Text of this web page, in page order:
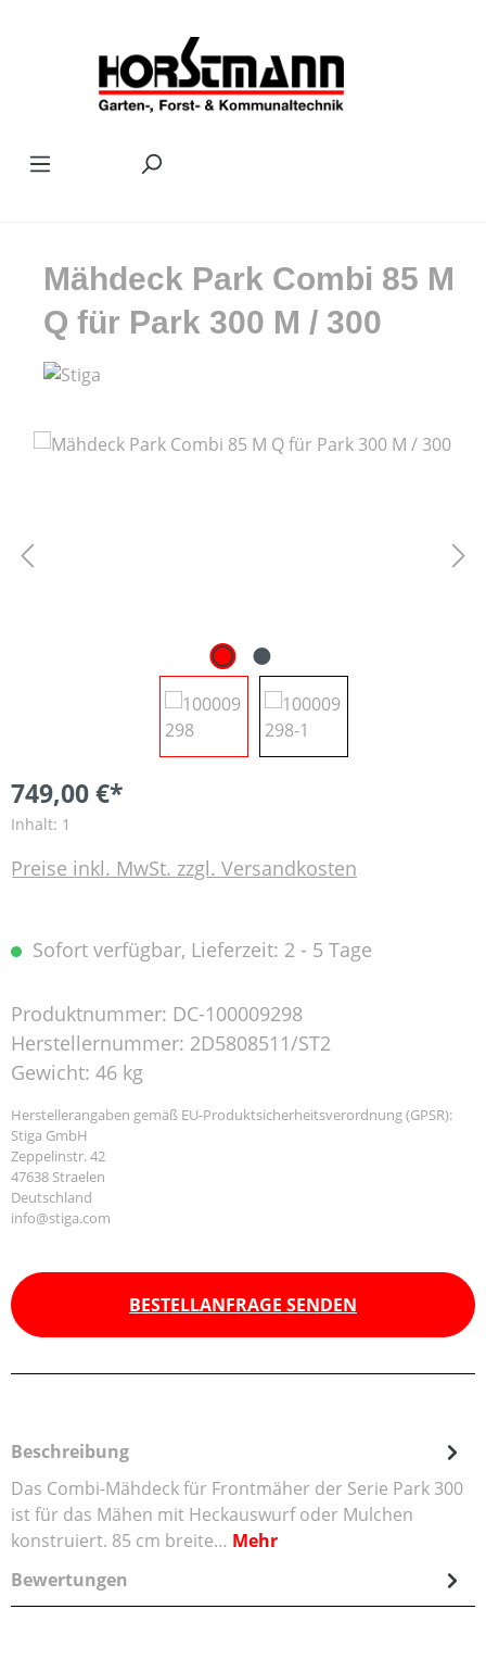
Mähdeck Park Combi 85 M
Q für Park 300 M / 300
Bildergalerie überspringen
749,00 €*
Inhalt: 1
Preise inkl. MwSt. zzgl. Versandkosten
Sofort verfügbar, Lieferzeit: 2 - 5 Tage
Produktnummer: DC-100009298
Herstellernummer: 2D5808511/ST2
Gewicht: 46 kg
Herstellerangaben gemäß EU-Produktsicherheitsverordnung (GPSR):
Stiga GmbH
Zeppelinstr. 42
47638 Straelen
Deutschland
info@stiga.com
BESTELLANFRAGE SENDEN
Beschreibung
Das Combi-Mähdeck für Frontmäher der Serie Park 300
ist für das Mähen mit Heckauswurf oder Mulchen
konstruiert. 85 cm breite… Mehr
Bewertungen